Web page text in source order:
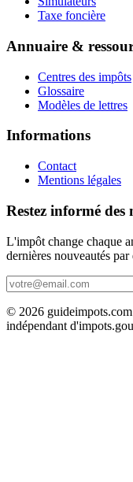
Taxe foncière
Annuaire &
Centres des impôts
Glossaire
Modèles de lettres
Informations
Contact
Mentions légales
Restez informé des
L'impôt change chaque
dernières nouveautés par
© 2026
indépendant